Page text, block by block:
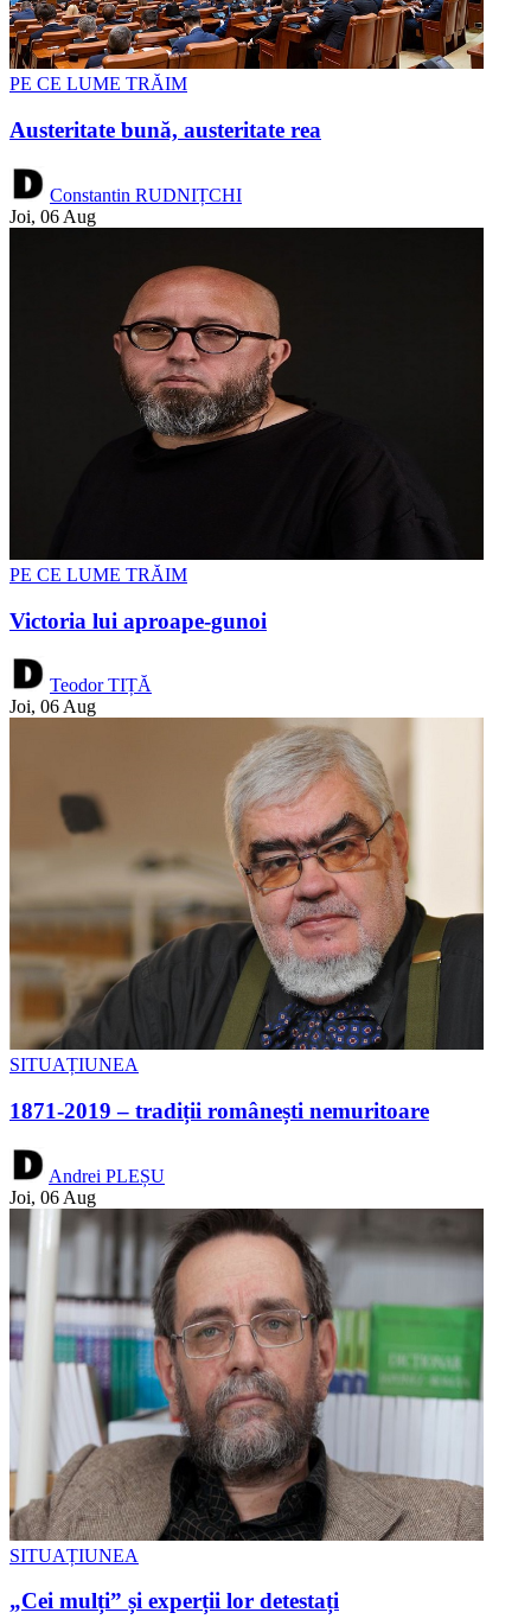
PE CE LUME TRĂIM
Austeritate bună, austeritate rea
Constantin RUDNIȚCHI
Joi, 06 Aug
PE CE LUME TRĂIM
Victoria lui aproape-gunoi
Teodor TIȚĂ
Joi, 06 Aug
SITUAȚIUNEA
1871-2019 – tradiții românești nemuritoare
Andrei PLEȘU
Joi, 06 Aug
SITUAȚIUNEA
„Cei mulți” și experții lor detestați